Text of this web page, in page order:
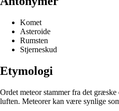
Komet
Asteroide
Rumsten
Stjerneskud
Etymologi
Ordet meteor stammer fra det
luften. Meteorer kan være synlige